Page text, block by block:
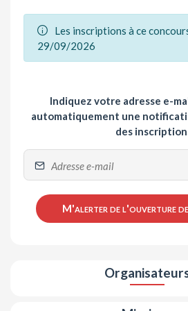
Les inscriptions à ce
29/09/2026
Indiquez votre adresse e-
automatiquement une
des
M'alerter de l'ouverture